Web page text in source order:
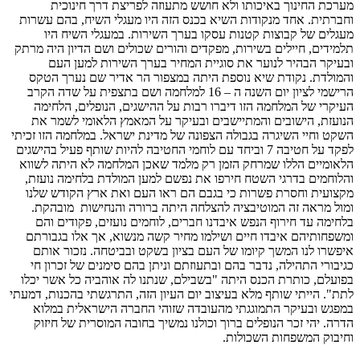
מערכת החינוך באיכותו ולא חושש מתעוזה לפריצת דרך חינוכית
וחברתית. אחד מנקודות השיא בכנס הזה היו מעגלי השיח, בהם עשרות
מעגלים של קבוצות קטנות עסקו בערך השירות. במעגלי השיח היו
תלמידים, חיילים בשירות, מפקדים והורים שכולים ושם הדיון היה מרתק
ובעיקר הבהיר לנוער את סוגיית המחיר בערך השירות למען העם
והמולדת. נקודת שיא נוספת היתה במצפור הר אדיר שם נערך הטקס
הרישמי לציון יום השנה ה – 16 למלחמה ושם בתצפית על שדה הקרב
העיקרי של המלחמה הזו דיברו רבות על ההישגים, הנופלים, הלחימה
הנועזת, הישובים והמתיישבים ובעיקר על המאמץ הלאומי לשמר את
השקט וחיי השיגרה בגבולה הצפונה של מדינת ישראל. במלחמה הזו זכיתי
לפקד על חטיבה 7 וביחד עם לוחמי החטיבה להיות שותף פעיל בהישגים
הלאומיים הללו שמרחק הזמן רק מלמד שאכן המלחמה לא היתה לשווא
והלוחמים בדרגי השטח חירפו את נפשם למען המולדת בלחימה נועזת,
מקצועית וחסרת פשרות כי בגבם הם ראו העם ואת ארץ הקודש שלנו
ומול מראה זה המוטיבציה להצלחה היתה ברורה והנחישות מובהקת.
בלחימה עד חירוף הנפש איבדנו חברים, לוחמים נועזים, פקודים והם
ומשפחותיהם איבדו חיים ושילמו מחיר קשה מנשוא, אך אלו בגבורתם
איפשרו לנו המשך קיומו של העם בציון בשקט ובביטחה. נזכור אותם
כגיבורי התהילה, נדבר בהם ובתעוזתם וניתן בהם סימנים של זכרון חי
בפועלם, כותרת הכנס היתה "בשבילם, שנתנו לה אוהביה כל אשר יכלו
לתת". הייתי שותף מלא בעיצוב יום העיון הזה, התרגשתי בהכנות, דמעתי
במפגש ובעיקר התמוגגתי מהעובדה שזוהי החברה הישראלית במלוא
הדרה. יהי זכר הנופלים ברוך וכולנו נמשיך בחובה המוסרית של חיזוק
וחיבוק המשפחות השכולות.